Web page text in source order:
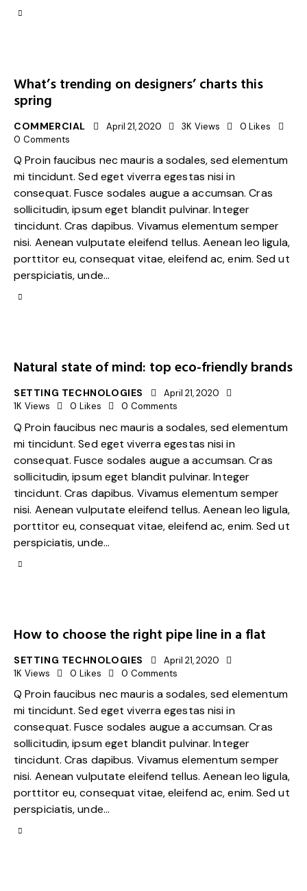
What’s trending on designers’ charts this
spring
COMMERCIAL April 21, 2020 3K Views 0 Likes
0 Comments
Q Proin faucibus nec mauris a sodales, sed elementum
mi tincidunt. Sed eget viverra egestas nisi in
consequat. Fusce sodales augue a accumsan. Cras
sollicitudin, ipsum eget blandit pulvinar. Integer
tincidunt. Cras dapibus. Vivamus elementum semper
nisi. Aenean vulputate eleifend tellus. Aenean leo ligula,
porttitor eu, consequat vitae, eleifend ac, enim. Sed ut
perspiciatis, unde…
Natural state of mind: top eco-friendly brands
SETTING TECHNOLOGIES
April 21, 2020
1K Views 0 Likes 0 Comments
Q Proin faucibus nec mauris a sodales, sed elementum
mi tincidunt. Sed eget viverra egestas nisi in
consequat. Fusce sodales augue a accumsan. Cras
sollicitudin, ipsum eget blandit pulvinar. Integer
tincidunt. Cras dapibus. Vivamus elementum semper
nisi. Aenean vulputate eleifend tellus. Aenean leo ligula,
porttitor eu, consequat vitae, eleifend ac, enim. Sed ut
perspiciatis, unde…
How to choose the right pipe line in a flat
SETTING TECHNOLOGIES
April 21, 2020
1K Views 0 Likes 0 Comments
Q Proin faucibus nec mauris a sodales, sed elementum
mi tincidunt. Sed eget viverra egestas nisi in
consequat. Fusce sodales augue a accumsan. Cras
sollicitudin, ipsum eget blandit pulvinar. Integer
tincidunt. Cras dapibus. Vivamus elementum semper
nisi. Aenean vulputate eleifend tellus. Aenean leo ligula,
porttitor eu, consequat vitae, eleifend ac, enim. Sed ut
perspiciatis, unde…